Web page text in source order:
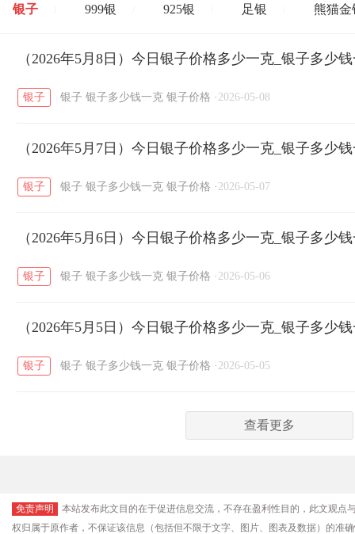
银子 999银 925银 足银 熊猫金
开国纪念币 大清银币 / 长城币 / 老
菜百 周生生 周大生
六福 / 金至尊 / 潮宏基 / 亚一金店
（2026年5月8日）今日银子价格多少一克_银子多少
银子 银子 银子多少钱一克 银子价格 · 2026-05-08
（2026年5月7日）今日银子价格多少一克_银子多少
银子 银子 银子多少钱一克 银子价格 · 2026-05-07
（2026年5月6日）今日银子价格多少一克_银子多少
银子 银子 银子多少钱一克 银子价格 · 2026-05-06
（2026年5月5日）今日银子价格多少一克_银子多少
银子 银子 银子多少钱一克 银子价格 · 2026-05-05
查看更多
免责声明
本站发布此文目的在于促进信息交流，不存在盈利性目的，此文观
权归属于原作者，不保证该信息（包括但不限于文字、图片、图表及数据）的准